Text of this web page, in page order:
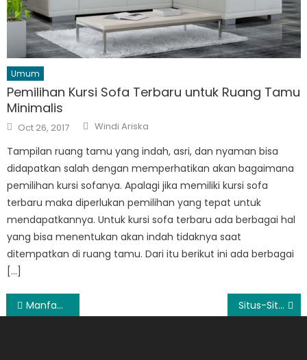
Umum
Pemilihan Kursi Sofa Terbaru untuk Ruang Tamu
Minimalis
Posted
on
Oct 26, 2017 Author
Windi Ariska
Tampilan ruang tamu yang indah, asri, dan nyaman bisa
didapatkan salah dengan memperhatikan akan bagaimana
pemilihan kursi sofanya. Apalagi jika memiliki kursi sofa
terbaru maka diperlukan pemilihan yang tepat untuk
mendapatkannya. Untuk kursi sofa terbaru ada berbagai hal
yang bisa menentukan akan indah tidaknya saat
ditempatkan di ruang tamu. Dari itu berikut ini ada berbagai
[…]
Post
Manfaat Bila Menjadi Anggota Kadin Situs-Situs Pengajuan KTA Mudah dan Cepat